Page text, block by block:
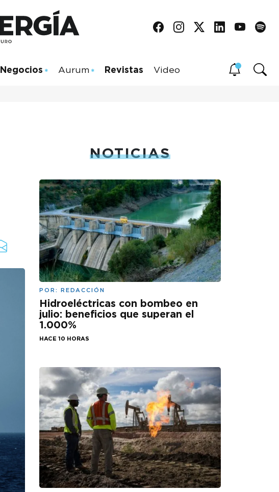
Negocios Aurum Revistas Video
NOTICIAS
POR: REDACCIÓN
Hidroeléctricas con bombeo en
julio: beneficios que superan el
1.000%
HACE 10 HORAS